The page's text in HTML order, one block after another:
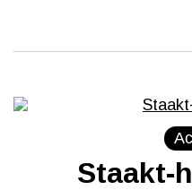
Staakt-